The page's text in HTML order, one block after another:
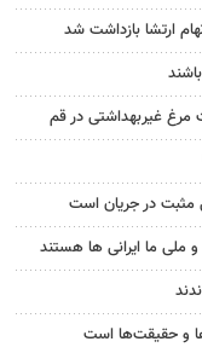
ارتشا بازداشت شد
مثبت در جریان است
ما ایرانی ها هستند
و حقیقت‌ها است